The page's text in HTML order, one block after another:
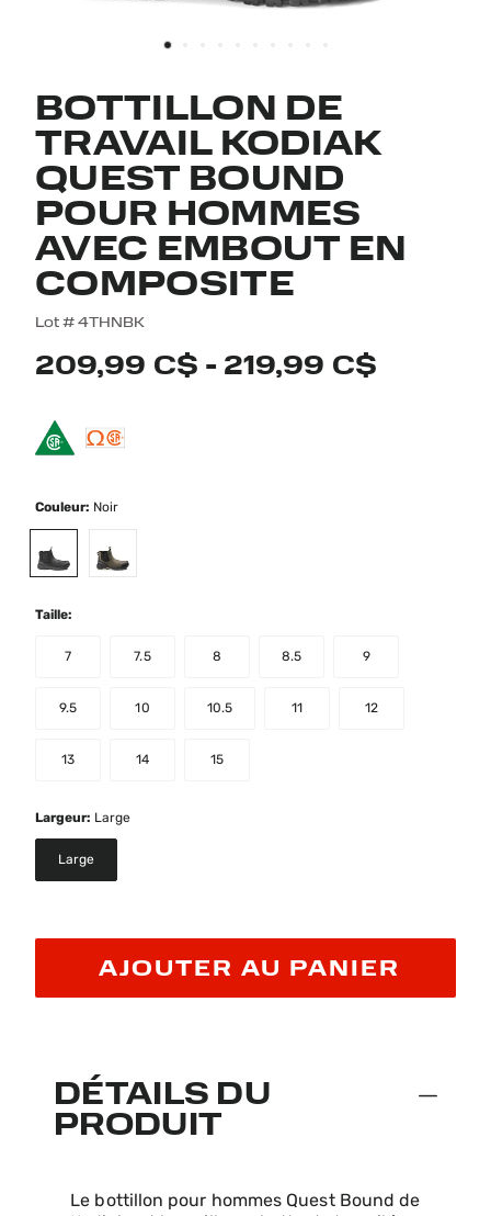
BOTTILLON DE
TRAVAIL KODIAK
QUEST BOUND
POUR HOMMES
AVEC EMBOUT EN
COMPOSITE
Lot #4THNBK
4,7 out of 5 Customer Rating
209,99 C$ - 219,99 C$
Couleur: Noir
Taille:
7 7.5 8 8.5 9
9.5 10 10.5 11 12
13 14 15
Largeur: Large
Large
AJOUTER AU PANIER
DÉTAILS DU
PRODUIT
Le bottillon pour hommes Quest Bound de